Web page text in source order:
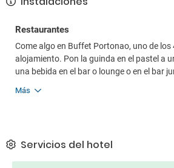
Restaurantes
Come algo en Buffet Portonao, uno de
alojamiento. Pon la guinda en el pastel a
una bebida en el bar o lounge o en el bar
Más
Servicios del hotel